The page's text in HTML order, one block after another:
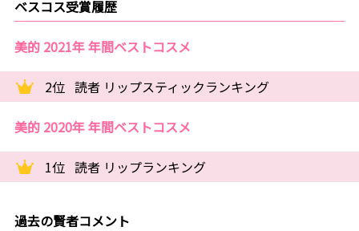
ベスコス受賞履歴
美的 2021年 年間ベストコスメ
2位 読者 リップスティックランキング
美的 2020年 年間ベストコスメ
1位 読者 リップランキング
過去の賢者コメント